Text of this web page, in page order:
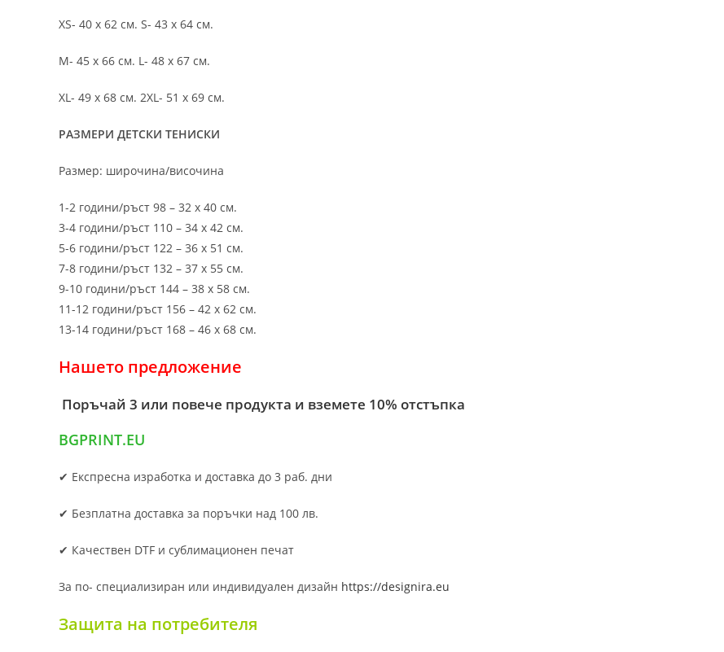
XS- 40 х 62 см. S- 43 х 64 см.
M- 45 х 66 см. L- 48 х 67 см.
XL- 49 х 68 см. 2XL- 51 х 69 см.
РАЗМЕРИ ДЕТСКИ ТЕНИСКИ
Размер: широчина/височина
1-2 години/ръст 98 – 32 х 40 см.
3-4 години/ръст 110 – 34 х 42 см.
5-6 години/ръст 122 – 36 х 51 см.
7-8 години/ръст 132 – 37 х 55 см.
9-10 години/ръст 144 – 38 х 58 см.
11-12 години/ръст 156 – 42 x 62 см.
13-14 години/ръст 168 – 46 х 68 см.
Нашето предложение
Поръчай 3 или повече продукта и вземете 10% отстъпка
BGPRINT.EU
✔ Експресна изработка и доставка до 3 раб. дни
✔ Безплатна доставка за поръчки над 100 лв.
✔ Качествен DTF и сублимационен печат
За по- специализиран или индивидуален дизайн https://designira.eu
Защита на потребителя